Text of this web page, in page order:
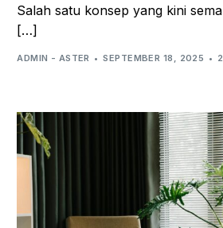
Salah satu konsep yang kini
[…]
ADMIN - ASTER SEPTEMBER 18, 2025